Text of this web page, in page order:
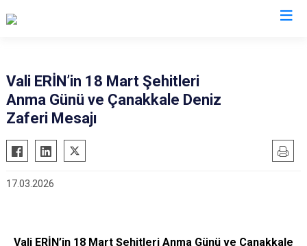
Vali ERİN’in 18 Mart Şehitleri
Anma Günü ve Çanakkale Deniz
Zaferi Mesajı
17.03.2026
Vali ERİN’in 18 Mart Şehitleri Anma Günü ve Çanakkale